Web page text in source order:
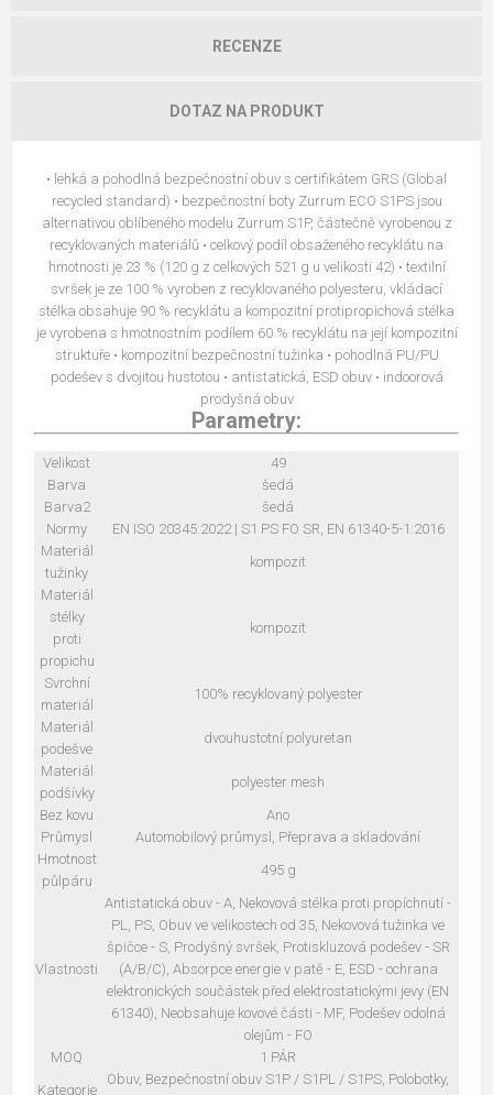
RECENZE
DOTAZ NA PRODUKT
• lehká a pohodlná bezpečnostní obuv s certifikátem GRS (Global
recycled standard) • bezpečnostní boty Zurrum ECO S1PS jsou
alternativou oblíbeného modelu Zurrum S1P, částečně vyrobenou z
recyklovaných materiálů • celkový podíl obsaženého recyklátu na
hmotnosti je 23 % (120 g z celkových 521 g u velikosti 42) • textilní
svršek je ze 100 % vyroben z recyklovaného polyesteru, vkládací
stélka obsahuje 90 % recyklátu a kompozitní protipropichová stélka
je vyrobena s hmotnostním podílem 60 % recyklátu na její kompozitní
struktuře • kompozitní bezpečnostní tužinka • pohodlná PU/PU
podešev s dvojitou hustotou • antistatická, ESD obuv • indoorová
prodyšná obuv
Parametry:
Velikost
49
Barva
šedá
Barva2
šedá
Normy
EN ISO 20345:2022 | S1 PS FO SR, EN 61340-5-1:2016
Materiál
tužinky
kompozit
Materiál
stélky
proti
propichu
kompozit
Svrchní
materiál
100% recyklovaný polyester
Materiál
podešve
dvouhustotní polyuretan
Materiál
podšívky
polyester mesh
Bez kovu
Ano
Průmysl
Automobilový průmysl, Přeprava a skladování
Hmotnost
půlpáru
495 g
Vlastnosti
Antistatická obuv - A, Nekovová stélka proti propíchnutí -
PL, PS, Obuv ve velikostech od 35, Nekovová tužinka ve
špičce - S, Prodyšný svršek, Protiskluzová podešev - SR
(A/B/C), Absorpce energie v patě - E, ESD - ochrana
elektronických součástek před elektrostatickými jevy (EN
61340), Neobsahuje kovové části - MF, Podešev odolná
olejům - FO
MOQ
1 PÁR
Kategorie
Obuv, Bezpečnostní obuv S1P / S1PL / S1PS, Polobotky,